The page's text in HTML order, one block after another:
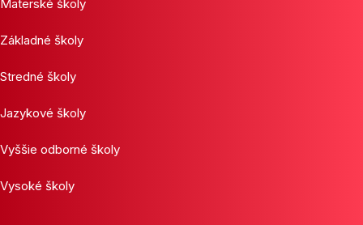
Materské školy
Základné školy
Stredné školy
Jazykové školy
Vyššie odborné školy
Vysoké školy